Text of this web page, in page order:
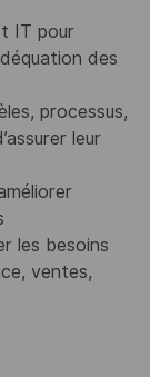
IT pour
des
processus,
leur
les besoins
ventes,